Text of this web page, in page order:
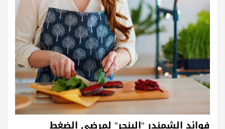
فوائد الشمندر "البنجر" لمرضى الضغط